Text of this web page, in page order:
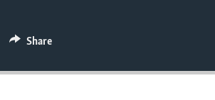
Share